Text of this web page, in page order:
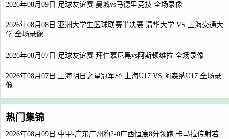
2026年08月09日 足球友谊赛 曼城vs马德里竞技 全场录像
2026年08月08日 亚洲大学生篮球联赛半决赛 清华大学 VS 上海交通大
学 全场录像
2026年08月07日 足球友谊赛 拜仁慕尼黑vs阿斯顿维拉 全场录像
2026年08月07日 上海明日之星冠军杯 上海U17 VS 阿森纳U17 全场录
像
热门集锦
2026年08月09日 中甲-广东广州豹2-0广西恒宸8分领跑 卡马拉传射若